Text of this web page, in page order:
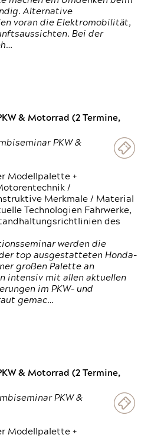
Alternative
voran die Elektromobilität,
Bei der
& Motorrad (2 Termine,
PKW &
Modellpalette +
/
Merkmale / Material
Technologien Fahrwerke,
des
werden die
top ausgestatteten Honda-
großen Palette an
intensiv mit allen aktuellen
im PKW- und
gemac…
& Motorrad (2 Termine,
PKW &
Modellpalette +